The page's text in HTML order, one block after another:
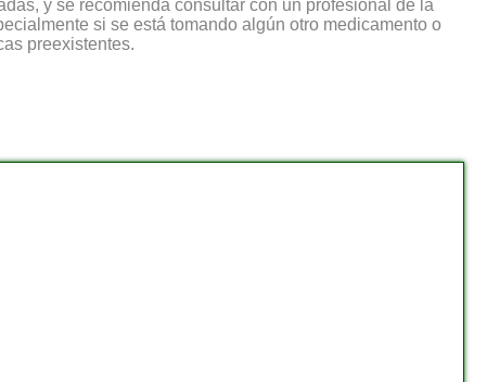
y se recomienda consultar con un profesional de la
si se está tomando algún otro medicamento o
preexistentes.